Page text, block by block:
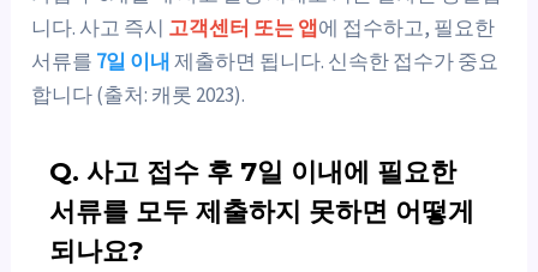
니다. 사고 즉시 고객센터 또는 앱에 접수하고, 필요한
서류를 7일 이내제출하면 됩니다. 신속한 접수가 중요
합니다 (출처: 캐롯 2023).
Q. 사고 접수 후 7일 이내에 필요한
서류를 모두 제출하지 못하면 어떻게
되나요?